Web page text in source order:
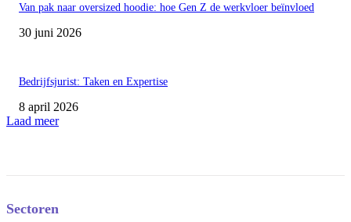
Van pak naar oversized hoodie: hoe Gen Z de werkvloer beïnvloed
30 juni 2026
Bedrijfsjurist: Taken en Expertise
8 april 2026
Laad meer
Sectoren